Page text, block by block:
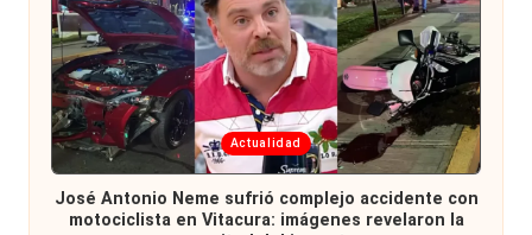
Publicada
en
Actualidad
José Antonio Neme sufrió complejo accidente con
motociclista en Vitacura: imágenes revelaron la